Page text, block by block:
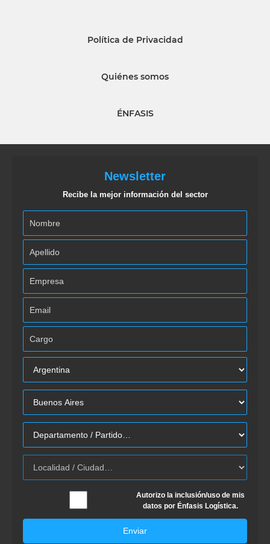
Política de Privacidad
Quiénes somos
ÉNFASIS
Newsletter
Recibe la mejor información del sector
Autorizo la inclusión/uso de mis
datos por Énfasis Logística.
Enviar